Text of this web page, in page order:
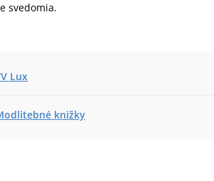
svedomia.
Lux
knižky